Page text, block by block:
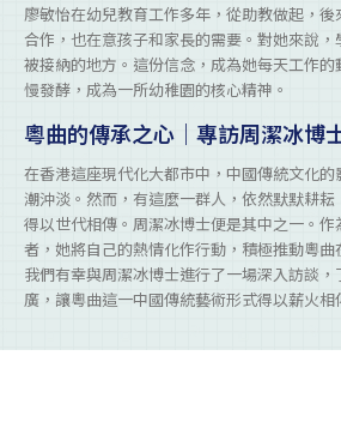
廖敏怡在幼兒教育工作多年，從助教做起，
合作，也在意孩子和家長的需要。對她來說，
被接納的地方。這份信念，成為她每天工作
慢發酵，成為一所幼稚園的核心精神。
粵曲的傳承之心｜專訪周潔冰博
在香港這座現代化大都市中，中國傳統文化
潮沖淡。然而，有這麼一群人，依然默默耕
得以世代相傳。周潔冰博士便是其中之一。
者，她將自己的熱情化作行動，積極推動粵曲
我們有幸與周潔冰博士進行了一場深入訪談
廣，讓粵曲這一中國傳統藝術形式得以薪火相